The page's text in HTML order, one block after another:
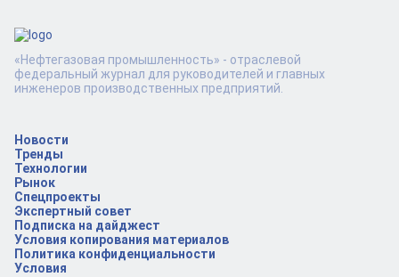
Новости
Тренды
Технологии
Рынок
Спецпроекты
Экспертный совет
Подписка на дайджест
Условия копирования материалов
Политика конфиденциальности
Условия
«Нефтегазовая промышленность» - отраслевой
федеральный журнал для руководителей и главных
инженеров производственных предприятий.